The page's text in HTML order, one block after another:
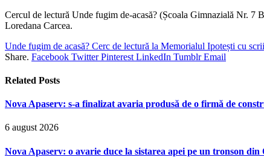
Cercul de lectură Unde fugim de-acasă? (Școala Gimnazială Nr. 7
Loredana Carcea.
Unde fugim de acasă? Cerc de lectură la Memorialul Ipotești cu
Share. Facebook Twitter Pinterest LinkedIn Tumblr Email
Related Posts
Nova Apaserv: s-a finalizat avaria produsă de o firmă de
6 august 2026
Nova Apaserv: o avarie duce la sistarea apei pe un tronson din